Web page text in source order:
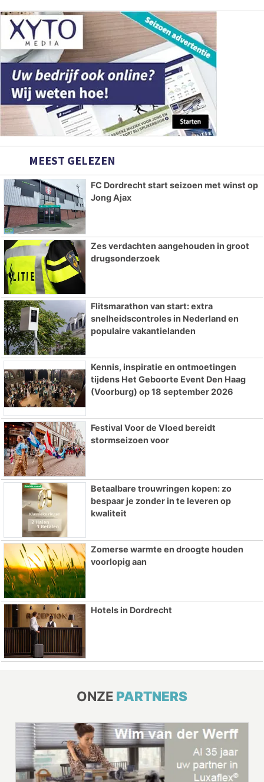
MEEST GELEZEN
FC Dordrecht start seizoen met winst op
Jong Ajax
Zes verdachten aangehouden in groot
drugsonderzoek
Flitsmarathon van start: extra
snelheidscontroles in Nederland en
populaire vakantielanden
Kennis, inspiratie en ontmoetingen
tijdens Het Geboorte Event Den Haag
(Voorburg) op 18 september 2026
Festival Voor de Vloed bereidt
stormseizoen voor
Betaalbare trouwringen kopen: zo
bespaar je zonder in te leveren op
kwaliteit
Zomerse warmte en droogte houden
voorlopig aan
Hotels in Dordrecht
ONZE PARTNERS